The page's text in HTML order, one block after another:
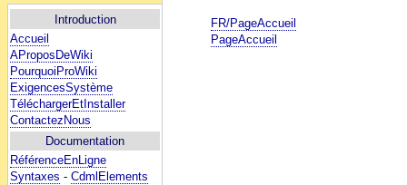
Introduction
Accueil
AProposDeWiki
PourquoiProWiki
ExigencesSystème
TéléchargerEtInstaller
ContactezNous
Documentation
RéférenceEnLigne
Syntaxes - CdmlElements
FR/PageAccueil
PageAccueil